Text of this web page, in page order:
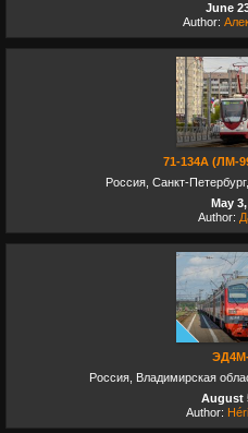
June
Author:
71-134А (ЛМ-
Россия, Санкт-
May
Author:
Россия, Владимирская
August
Author: